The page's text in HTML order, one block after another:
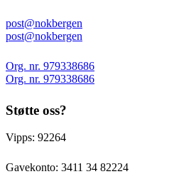
post@nokbergen
post@nokbergen
Org. nr. 979338686
Org. nr. 979338686
Støtte oss?
Vipps: 92264
Gavekonto: 3411 34 82224